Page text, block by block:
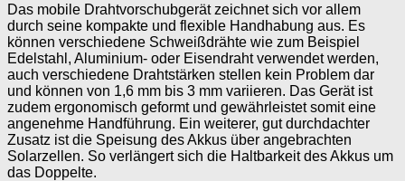
Das mobile Drahtvorschubgerät zeichnet sich vor allem
durch seine kompakte und flexible Handhabung aus. Es
können verschiedene Schweißdrähte wie zum Beispiel
Edelstahl, Aluminium- oder Eisendraht verwendet werden,
auch verschiedene Drahtstärken stellen kein Problem dar
und können von 1,6 mm bis 3 mm variieren. Das Gerät ist
zudem ergonomisch geformt und gewährleistet somit eine
angenehme Handführung. Ein weiterer, gut durchdachter
Zusatz ist die Speisung des Akkus über angebrachten
Solarzellen. So verlängert sich die Haltbarkeit des Akkus um
das Doppelte.